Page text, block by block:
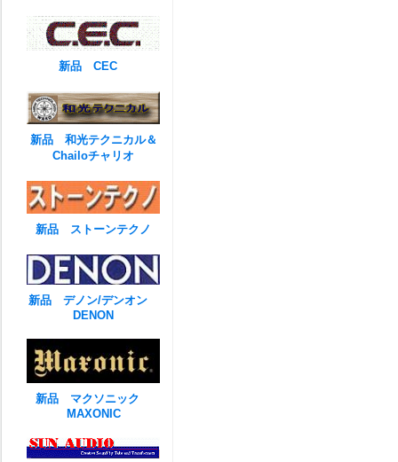
新品 CEC
新品 和光テクニカル＆
Chailoチャリオ
新品 ストーンテクノ
新品 デノン/デンオン
DENON
新品 マクソニック
MAXONIC